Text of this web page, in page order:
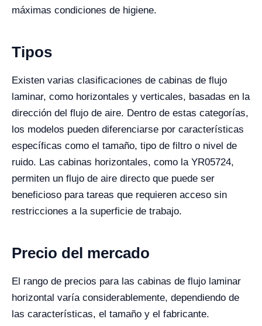
máximas condiciones de higiene.
Tipos
Existen varias clasificaciones de cabinas de flujo
laminar, como horizontales y verticales, basadas en la
dirección del flujo de aire. Dentro de estas categorías,
los modelos pueden diferenciarse por características
específicas como el tamaño, tipo de filtro o nivel de
ruido. Las cabinas horizontales, como la YR05724,
permiten un flujo de aire directo que puede ser
beneficioso para tareas que requieren acceso sin
restricciones a la superficie de trabajo.
Precio del mercado
El rango de precios para las cabinas de flujo laminar
horizontal varía considerablemente, dependiendo de
las características, el tamaño y el fabricante.